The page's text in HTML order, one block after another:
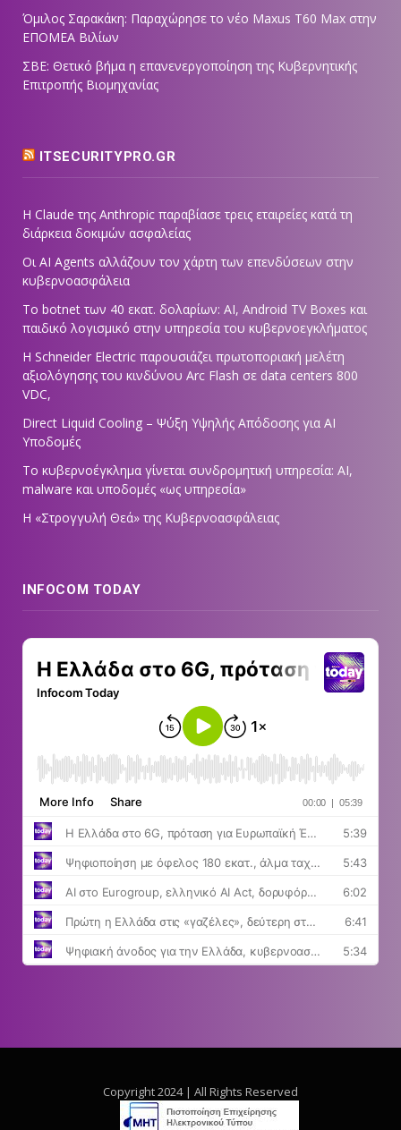
Όμιλος Σαρακάκη: Παραχώρησε το νέο Maxus T60 Max στην
ΕΠΟΜΕΑ Βιλίων
ΣΒΕ: Θετικό βήμα η επανενεργοποίηση της Κυβερνητικής
Επιτροπής Βιομηχανίας
ITSECURITYPRO.GR
Η Claude της Anthropic παραβίασε τρεις εταιρείες κατά τη
διάρκεια δοκιμών ασφαλείας
Οι AI Agents αλλάζουν τον χάρτη των επενδύσεων στην
κυβερνοασφάλεια
Το botnet των 40 εκατ. δολαρίων: AI, Android TV Boxes και
παιδικό λογισμικό στην υπηρεσία του κυβερνοεγκλήματος
Η Schneider Electric παρουσιάζει πρωτοποριακή μελέτη
αξιολόγησης του κινδύνου Arc Flash σε data centers 800
VDC,
Direct Liquid Cooling – Ψύξη Υψηλής Απόδοσης για AI
Υποδομές
Το κυβερνοέγκλημα γίνεται συνδρομητική υπηρεσία: AI,
malware και υποδομές «ως υπηρεσία»
Η «Στρογγυλή Θεά» της Κυβερνοασφάλειας
INFOCOM TODAY
Copyright 2024 | All Rights Reserved